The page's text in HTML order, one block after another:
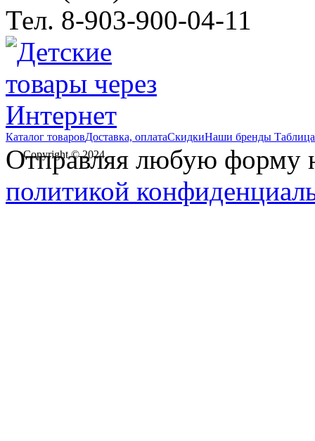
Тел. 8-903-900-04-11
Каталог товаровДоставка, оплатаСкидкиНаши бренды
Copyright © 2024
Отправляя любую форму
политикой